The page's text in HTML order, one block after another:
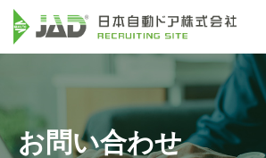
働く環境・制度
お問い合わせ